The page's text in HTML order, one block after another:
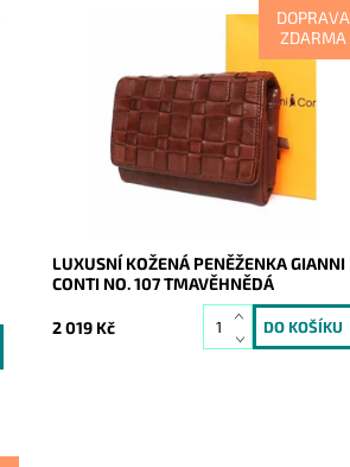
DOPRAVA
ZDARMA
tmavěhnědá značková italská dámská
peněženka na výšku značky Gianni
Conti, kterou ohromíte nejen při placení.
Dostupnost:
Skladem
9602
Gianni Conti
LUXUSNÍ KOŽENÁ PENĚŽENKA GIANNI
CONTI NO. 107 TMAVĚHNĚDÁ
2 019 Kč